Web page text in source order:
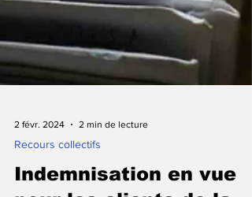
2 févr. 2024 2 min de lecture